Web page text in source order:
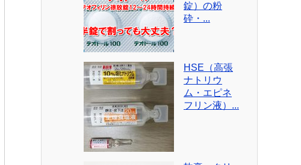
錠）の粉
砕・...
HSE（高張
ナトリウ
ム・エピネ
フリン液）...